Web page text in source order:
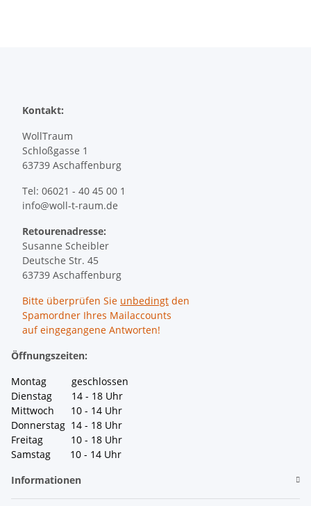
Kontakt:
WollTraum
Schloßgasse 1
63739 Aschaffenburg
Tel: 06021 - 40 45 00 1
info@woll-t-raum.de
Retourenadresse:
Susanne Scheibler
Deutsche Str. 45
63739 Aschaffenburg
Bitte überprüfen Sie unbedingt den
Spamordner Ihres Mailaccounts
auf eingegangene Antworten!
Öffnungszeiten:
Montag geschlossen
Dienstag 14 - 18 Uhr
Mittwoch 10 - 14 Uhr
Donnerstag 14 - 18 Uhr
Freitag 10 - 18 Uhr
Samstag 10 - 14 Uhr
Informationen